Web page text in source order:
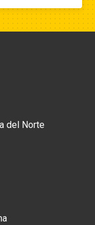
del Norte